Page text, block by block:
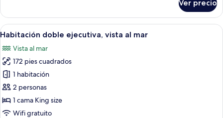
individuales,
vista
mar
clásica
con
1
matrimonial
o
individuales,
vista
al
mar
Ver precio
Abrir
todas
las
fotos
de
Habitación
doble
ejecutiva,
Una cama bien hecha, con
6
Habitación doble ejecutiva, vista al mar
Vista al mar
172 pies cuadrados
1 habitación
2 personas
1 cama King size
Wifi gratuito